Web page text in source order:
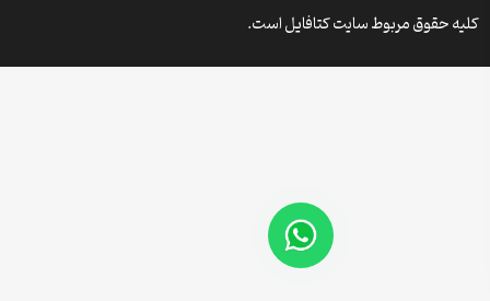
کلیه حقوق مربوط سایت کتافایل است.